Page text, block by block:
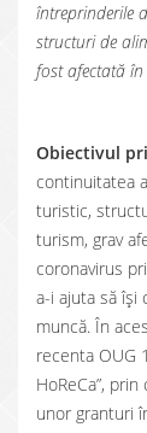
întreprinderile
structuri de
fost afectată în
Obiectivul
continuitatea
turistic,
turism, grav
coronavirus
a-i ajuta să îşi
muncă. În
recenta OUG
HoReCa”,
unor granturi